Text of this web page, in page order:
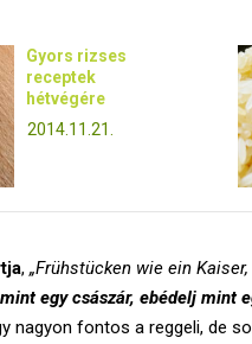
Gyors rizses
receptek
hétvégére
2014.11.21.
, „Frühstücken wie ein
egy császár, ebédelj mint
nagyon fontos a reggeli, de